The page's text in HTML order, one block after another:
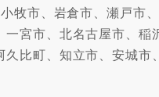
牧市、岩倉市、瀬戸市
一宮市、北名古屋市、
比町、知立市、安城